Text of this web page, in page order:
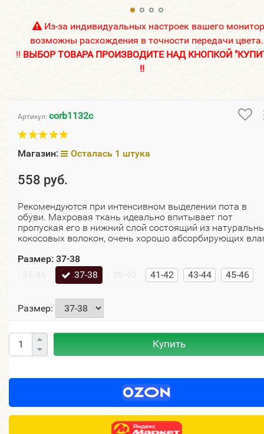
Из-за индивидуальных настроек вашего
возможны расхождения в точности передачи цвета.
!! ВЫБОР ТОВАРА ПРОИЗВОДИТЕ НАД КНОПКОЙ
!!
Артикул: corb1132c
Магазин: Осталась 1 штука
558 руб.
Рекомендуются при интенсивном выделении пота в
обуви. Махровая ткань идеально впитывает пот
пропуская его в нижний слой состоящий из
кокосовых волокон, очень хорошо абсорбирующих
Размер: 37-38
37-38 41-42 43-44 45-46
Размер:
Купить